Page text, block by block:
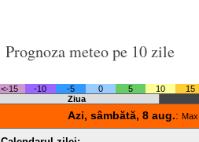
Prognoza meteo pe 10 zile
<-15 -10 -5 0 5 10 15
Ziua
Azi, sâmbătă, 8 aug.: Max